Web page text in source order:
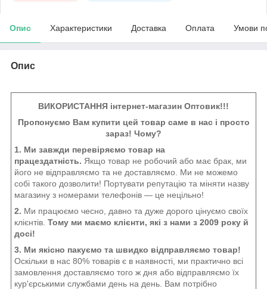
Опис Характеристики Доставка Оплата Умови
Опис
ВИКОРИСТАННЯ інтернет-магазин Оптовик!!!
Пропонуємо Вам купити цей товар саме в нас і просто
зараз! Чому?
1. Ми завжди перевіряємо товар на
працездатність. Якщо товар не робочий або має брак, ми
його не відправляємо та не доставляємо. Ми не можемо
собі такого дозволити! Портувати репутацію та міняти назву
магазину з номерами телефонів — це нецільно!
2. Ми працюємо чесно, давно та дуже дорого цінуємо своїх
клієнтів. Тому ми маємо клієнти, які з нами з 2009 року й
досі!
3. Ми якісно пакуємо та швидко відправляємо товар!
Оскільки в нас 80% товарів є в наявності, ми практично всі
замовлення доставляємо того ж дня або відправляємо їх
кур'єрськими службами день на день. Вам потрібно